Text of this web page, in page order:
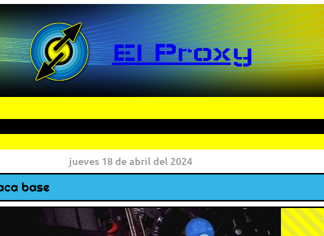
El Proxy
jueves 18 de abril del 2024
base